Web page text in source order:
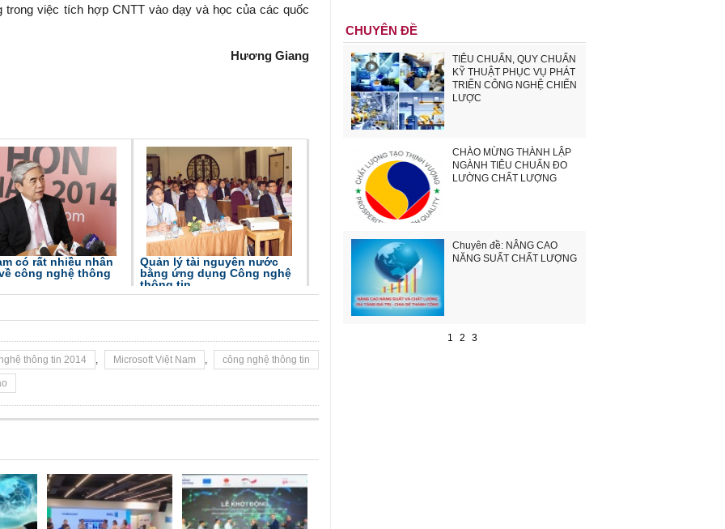
trong việc tích hợp CNTT vào dạy và học của các quốc
Hương Giang
có rất nhiều nhân
công nghệ thông
Quản lý tài nguyên nước
bằng ứng dụng Công nghệ
thông tin
thông tin 2014 , Microsoft Việt Nam , công nghệ thông tin
CHUYÊN ĐỀ
TIÊU CHUẨN, QUY CHUẨN
KỸ THUẬT PHỤC VỤ PHÁT
TRIỂN CÔNG NGHỆ CHIẾN
LƯỢC
CHÀO MỪNG THÀNH LẬP
NGÀNH TIÊU CHUẨN ĐO
LƯỜNG CHẤT LƯỢNG
Chuyên đề: NÂNG CAO
NĂNG SUẤT CHẤT LƯỢNG
1 2 3